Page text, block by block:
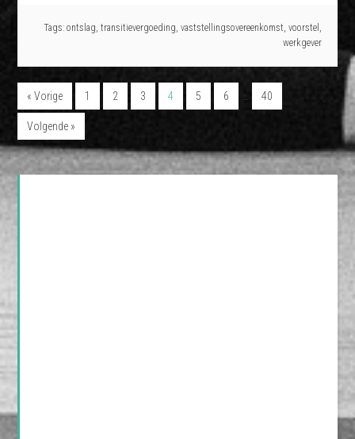
Tags: ontslag, transitievergoeding, vaststellingsovereenkomst, voorstel ,
werkgever
« Vorige 1 2 3 4 5 6 … 40
Volgende »